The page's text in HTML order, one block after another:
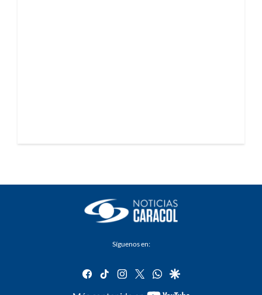
Síguenos en:
facebook
tiktok instagram
twitterwhatsapp
google